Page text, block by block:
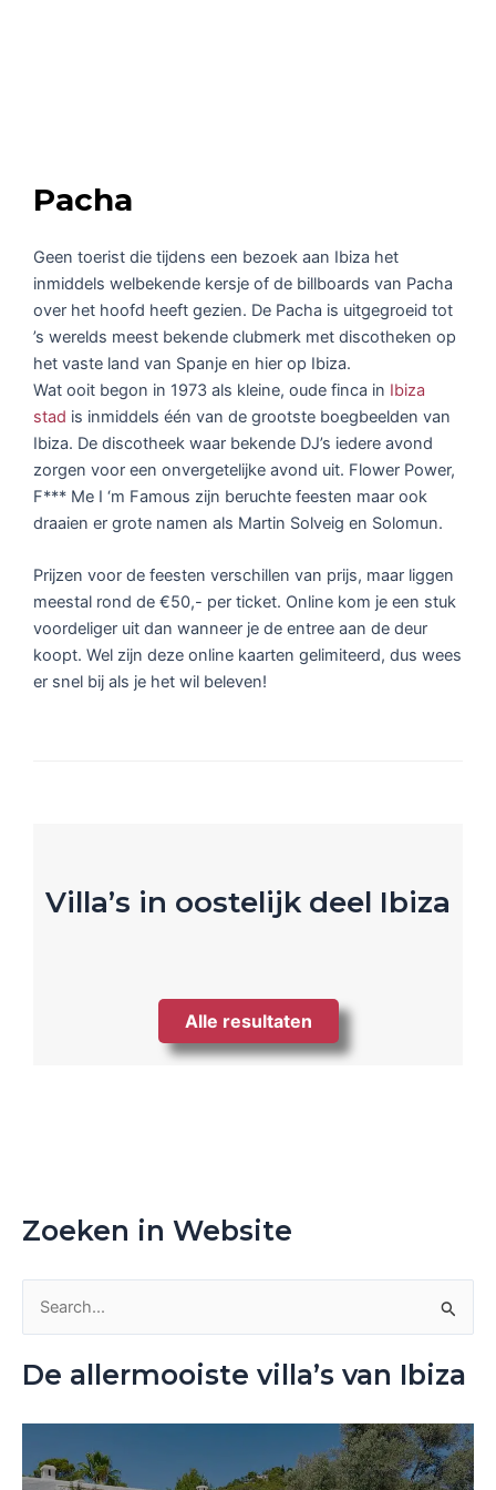
Pacha
Geen toerist die tijdens een bezoek aan Ibiza het
inmiddels welbekende kersje of de billboards van Pacha
over het hoofd heeft gezien. De Pacha is uitgegroeid tot
’s werelds meest bekende clubmerk met discotheken op
het vaste land van Spanje en hier op Ibiza.
Wat ooit begon in 1973 als kleine, oude finca in Ibiza
stad is inmiddels één van de grootste boegbeelden van
Ibiza. De discotheek waar bekende DJ’s iedere avond
zorgen voor een onvergetelijke avond uit. Flower Power,
F*** Me I ‘m Famous zijn beruchte feesten maar ook
draaien er grote namen als Martin Solveig en Solomun.
Prijzen voor de feesten verschillen van prijs, maar liggen
meestal rond de €50,- per ticket. Online kom je een stuk
voordeliger uit dan wanneer je de entree aan de deur
koopt. Wel zijn deze online kaarten gelimiteerd, dus wees
er snel bij als je het wil beleven!
Villa’s in oostelijk deel Ibiza
Alle resultaten
Zoeken in Website
a
De allermooiste villa’s van Ibiza